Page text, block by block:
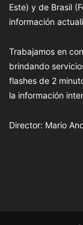
Este) y de Brasil
información
Trabajamos en
brindando
flashes de 2
la información
Director: Mario